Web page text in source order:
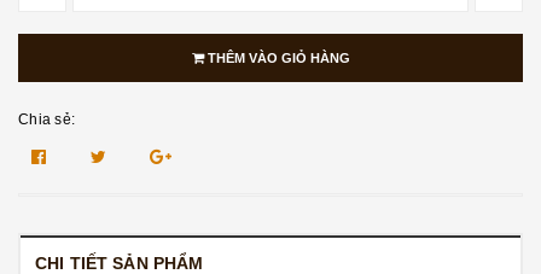
THÊM VÀO GIỎ HÀNG
Chia sẻ:
CHI TIẾT SẢN PHẨM